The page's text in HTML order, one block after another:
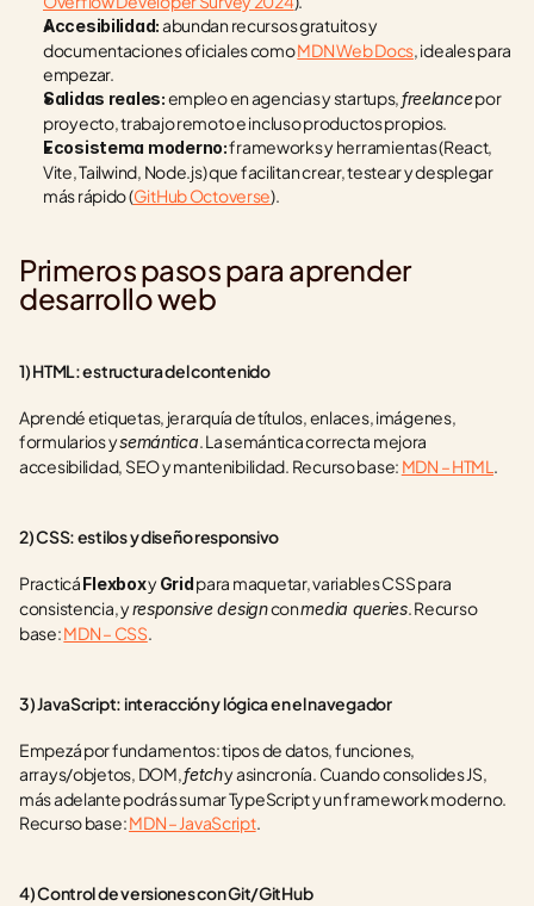
Accesibilidad: abundan recursos gratuitos y
documentaciones oficiales como MDN Web Docs, ideales para
empezar.
Salidas reales: empleo en agencias y startups, freelance por
proyecto, trabajo remoto e incluso productos propios.
Ecosistema moderno: frameworks y herramientas (React,
Vite, Tailwind, Node.js) que facilitan crear, testear y desplegar
más rápido (GitHub Octoverse).
Primeros pasos para aprender
desarrollo web
1) HTML: estructura del contenido
Aprendé etiquetas, jerarquía de títulos, enlaces, imágenes,
formularios y semántica. La semántica correcta mejora
accesibilidad, SEO y mantenibilidad. Recurso base: MDN – HTML .
2) CSS: estilos y diseño responsivo
Practicá Flexbox y Grid para maquetar, variables CSS para
consistencia, y responsive design con media queries. Recurso
base: MDN – CSS.
3) JavaScript: interacción y lógica en el navegador
Empezá por fundamentos: tipos de datos, funciones,
arrays/objetos, DOM, fetch y asincronía. Cuando consolides JS,
más adelante podrás sumar TypeScript y un framework moderno.
Recurso base: MDN – JavaScript.
4) Control de versiones con Git/GitHub